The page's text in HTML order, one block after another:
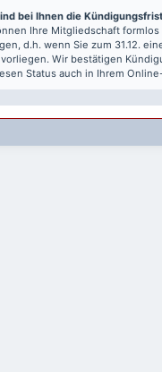
bei Ihnen die
Ihre Mitgliedschaft
d.h. wenn Sie zum 31.12.
vorliegen. Wir bestätigen
Status auch in Ihrem